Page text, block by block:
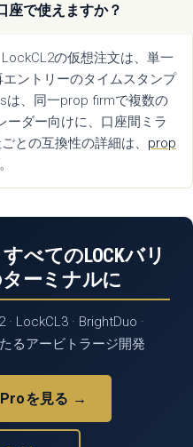
で使えますか？
の仮想注文は、単一
ントリーのタイムスタンプ
は、同一prop firmで複数の
ダー向けに、口座間ミラ
との互換性の詳細は、 prop
すべてのLOCKバリ
ーミナルに
LockCL3 · BrightDuo ·
るアービトラージ開発
を見る →